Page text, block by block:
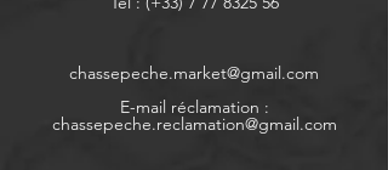
chassepeche.market@gmail.com
E-mail réclamation :
chassepeche.reclamation@gmail.com